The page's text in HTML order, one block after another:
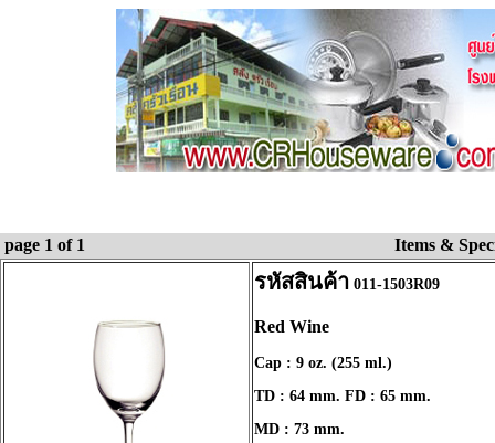
page 1 of 1 Items &
รหัสสินค้า 011-1503R09
Red Wine
Cap : 9 oz. (255 ml.)
TD : 64 mm. FD : 65 mm.
MD : 73 mm.